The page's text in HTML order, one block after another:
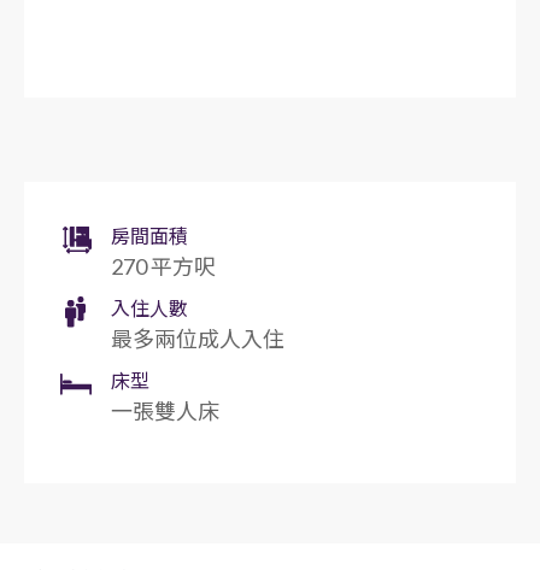
房間面積
270 平方呎
入住人數
最多兩位成人入住
床型
一張雙人床